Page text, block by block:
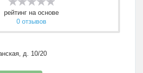
рейтинг на основе
0 отзывов
д. 10/20